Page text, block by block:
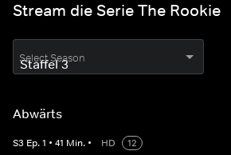
Stream die Serie The Rookie
Select Season
Abwärts
S3 Ep.1 • 41 Min. • HD
12